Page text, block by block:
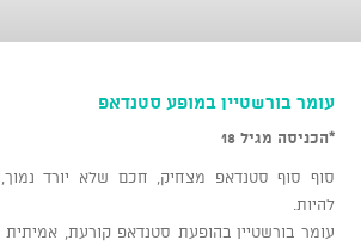
עומר בורשטיין במופע סטנדאפ
*הכניסה מגיל 18
סוף סוף סטנדאפ מצחיק, חכם שלא יורד
להיות.
עומר בורשטיין בהופעת סטנדאפ קורעת, אמיתית